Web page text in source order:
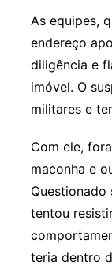
As equipes,
endereço
diligência e
imóvel. O
militares e
Com ele,
maconha e
Questionado
tentou
teria dentro